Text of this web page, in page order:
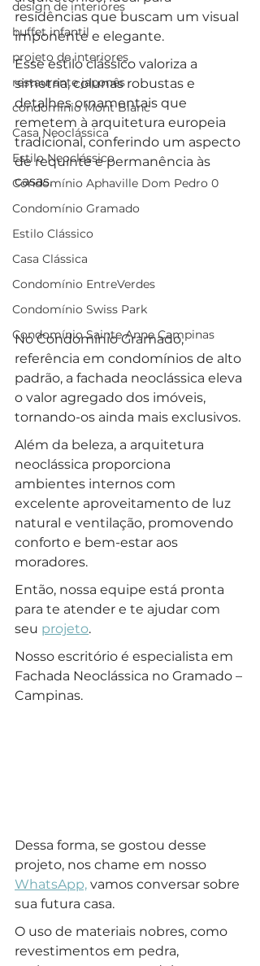
design de interiores
buffet infantil
projeto de interiores
restaurante japonês
condomínio Mont Blanc
Casa Neoclássica
Estilo Neoclássico
Condomínio Aphaville Dom Pedro 0
Condomínio Gramado
Estilo Clássico
Casa Clássica
Condomínio EntreVerdes
Condomínio Swiss Park
Condomínio Sainte Anne Campinas
residências que buscam um visual
imponente e elegante.
Esse estilo clássico valoriza a
simetria, colunas robustas e
detalhes ornamentais que
remetem à arquitetura europeia
tradicional, conferindo um aspecto
de requinte e permanência às
casas.
No Condomínio Gramado,
referência em condomínios de alto
padrão, a fachada neoclássica eleva
o valor agregado dos imóveis,
tornando-os ainda mais exclusivos.
Além da beleza, a arquitetura
neoclássica proporciona
ambientes internos com
excelente aproveitamento de luz
natural e ventilação, promovendo
conforto e bem-estar aos
moradores.
Então, nossa equipe está pronta
para te atender e te ajudar com
seu projeto.
Nosso escritório é especialista em
Fachada Neoclássica no Gramado –
Campinas.
Dessa forma, se gostou desse
projeto, nos chame em nosso
WhatsApp, vamos conversar sobre
sua futura casa.
O uso de materiais nobres, como
revestimentos em pedra,